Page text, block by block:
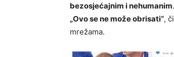
bezosjećajnim i nehumanim
„Ovo se ne može obrisati“,
mrežama.